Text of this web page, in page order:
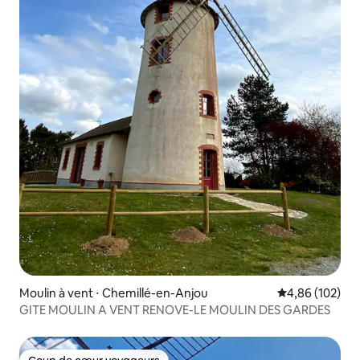
Moulin à vent ⋅ Chemillé-en-Anjou Évaluation
4,86 (102)
GITE MOULIN A VENT RENOVE-LE MOULIN DES GARDES